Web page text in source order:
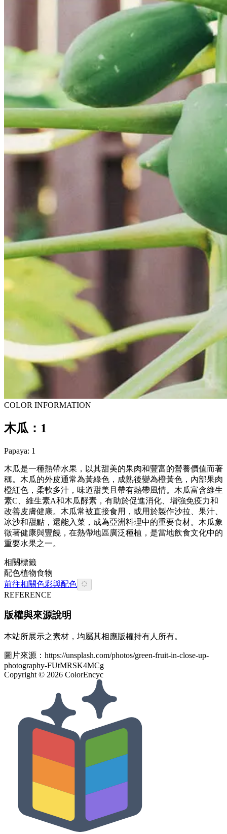
COLOR INFORMATION
木瓜：1
Papaya: 1
木瓜是一種熱帶水果，以其甜美的果肉和豐富的營養價值而著
稱。木瓜的外皮通常為黃綠色，成熟後變為橙黃色，內部果肉
橙紅色，柔軟多汁，味道甜美且帶有熱帶風情。木瓜富含維生
素C、維生素A和木瓜酵素，有助於促進消化、增強免疫力和
改善皮膚健康。木瓜常被直接食用，或用於製作沙拉、果汁、
冰沙和甜點，還能入菜，成為亞洲料理中的重要食材。木瓜象
徵著健康與豐饒，在熱帶地區廣泛種植，是當地飲食文化中的
重要水果之一。
相關標籤
配色植物食物
前往相關色彩與配色
REFERENCE
版權與來源說明
本站所展示之素材，均屬其相應版權持有人所有。
圖片來源： https://unsplash.com/photos/green-fruit-in-close-up-
photography-FUtMRSK4MCg
Copyright © 2026 ColorEncyc